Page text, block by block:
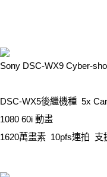
Sony DSC-WX9 Cyber-
DSC-WX5後繼機種 5x
1080 60i 動畫
1620萬畫素 10pfs連拍 支